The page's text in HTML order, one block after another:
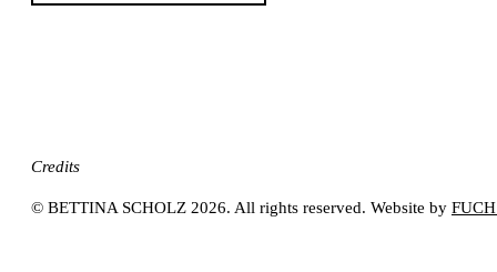
Credits
© BETTINA SCHOLZ 2026. All rights reserved. Website by